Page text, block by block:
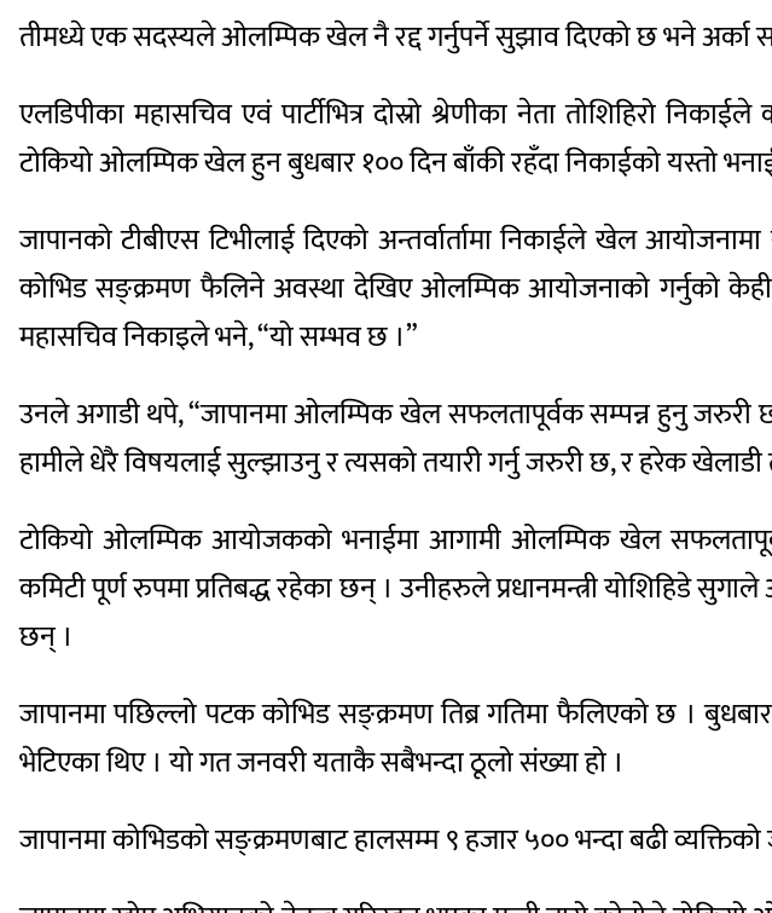
तीमध्ये एक सदस्यले ओलम्पिक खेल नै रद्द गर्नुपर्ने सुझाव दिएको छ भने अर्का
एलडिपीका महासचिव एवं पार्टीभित्र दोस्रो श्रेणीका नेता तोशिहिरो
टोकियो ओलम्पिक खेल हुन बुधबार १०० दिन बाँकी रहँदा निकाईको यस्तो
जापानको टीबीएस टिभीलाई दिएको अन्तर्वार्तामा निकाईले खेल
कोभिड सङ्क्रमण फैलिने अवस्था देखिए ओलम्पिक आयोजनाको गर्नुको
महासचिव निकाइले भने, “यो सम्भव छ ।”
उनले अगाडी थपे, “जापानमा ओलम्पिक खेल सफलतापूर्वक सम्पन्न हुनु जरुरी
हामीले धेरै विषयलाई सुल्झाउनु र त्यसको तयारी गर्नु जरुरी छ, र हरेक खेलाडी
टोकियो ओलम्पिक आयोजकको भनाईमा आगामी ओलम्पिक खेल
कमिटी पूर्ण रुपमा प्रतिबद्ध रहेका छन् । उनीहरुले प्रधानमन्त्री योशिहिडे
छन् ।
जापानमा पछिल्लो पटक कोभिड सङ्क्रमण तिब्र गतिमा फैलिएको छ ।
भेटिएका थिए । यो गत जनवरी यताकै सबैभन्दा ठूलो संख्या हो ।
जापानमा कोभिडको सङ्क्रमणबाट हालसम्म ९ हजार ५०० भन्दा बढी